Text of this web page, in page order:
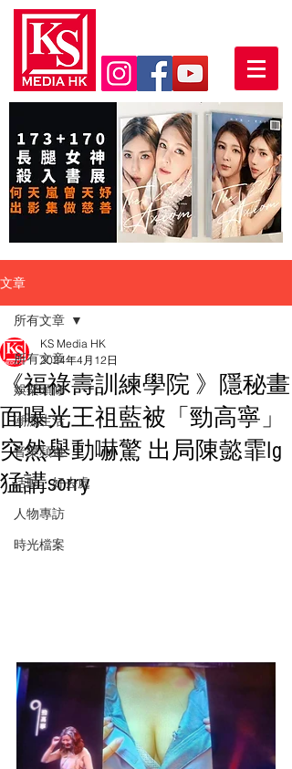
文章
所有文章
娛樂頭條
潮流生活
音樂頻道
活動・好去處
人物專訪
時光檔案
所有文章
《福祿壽訓練學院 》隱秘畫
面曝光王祖藍被「勁高寧」
突然舉動嚇驚 出局陳懿霏Ig
猛講sorry
KS Media HK
2024年4月12日